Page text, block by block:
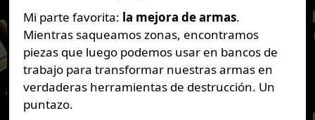
Mi parte favorita: la mejora de armas.
Mientras saqueamos zonas, encontramos
piezas que luego podemos usar en bancos de
trabajo para transformar nuestras armas en
verdaderas herramientas de destrucción. Un
puntazo.